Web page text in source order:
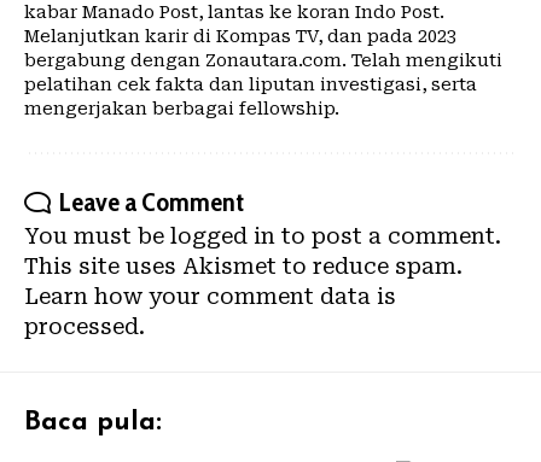
kabar Manado Post, lantas ke koran Indo Post.
Melanjutkan karir di Kompas TV, dan pada 2023
bergabung dengan Zonautara.com. Telah mengikuti
pelatihan cek fakta dan liputan investigasi, serta
mengerjakan berbagai fellowship.
Leave a Comment
You must be logged in to post a comment.
This site uses Akismet to reduce spam.
Learn how your comment data is
processed.
Baca pula: